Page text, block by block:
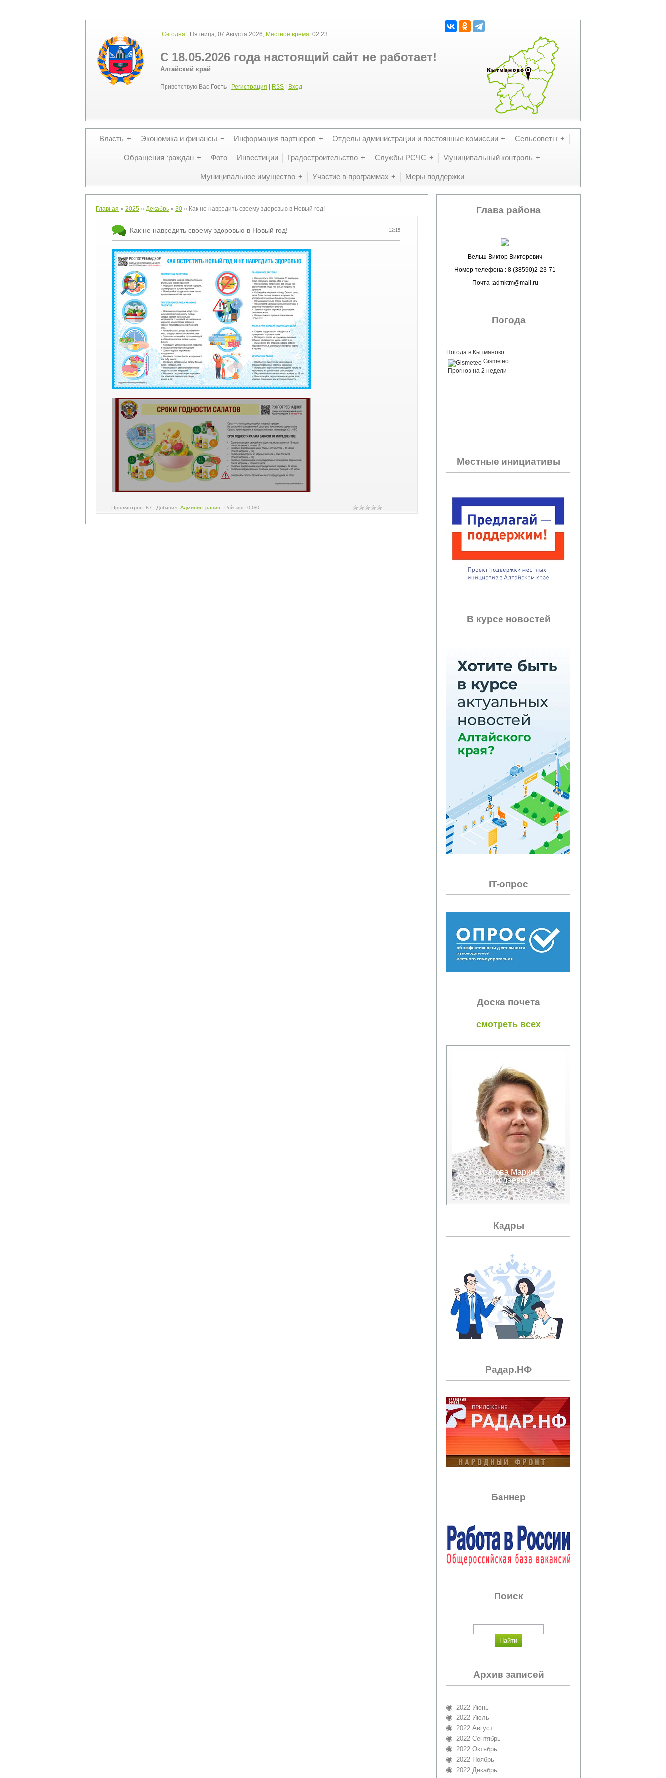
Сегодня: Пятница, 07 Августа 2026, Местное время: 02:23
С 18.05.2026 года настоящий сайт не работает!
Алтайский край
Приветствую Вас Гость Регистрация RSS Вход
Власть Экономика и финансы Информация партнеров Отделы администрации и постоянные комиссии Сельсоветы
Обращения граждан Фото Инвестиции Градостроительство Службы РСЧС Муниципальный контроль
Муниципальное имущество Участие в программах Меры поддержки
Главная » 2025 » Декабрь » 30 » Как не навредить своему здоровью в Новый год!
12:15
Как не навредить своему здоровью в Новый год!
Просмотров: 57 | Добавил: Администрация | Рейтинг: 0.0/0
Глава района
Вельш Виктор Викторович
Номер телефона : 8 (38590)2-23-71
Почта :admktm@mail.ru
Погода
Погода в Кытманово
Gismeteo
Прогноз на 2 недели
Местные инициативы
В курсе новостей
IT-опрос
Доска почета
смотреть всех
Айзатова Марина
Николаевна
Кадры
Радар.НФ
Баннер
Поиск
Архив записей
2022 Июнь
2022 Июль
2022 Август
2022 Сентябрь
2022 Октябрь
2022 Ноябрь
2022 Декабрь